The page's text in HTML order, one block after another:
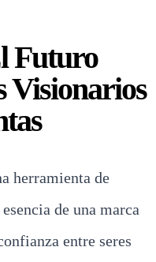
Futuro
Visionarios
herramienta de
de una marca
entre seres